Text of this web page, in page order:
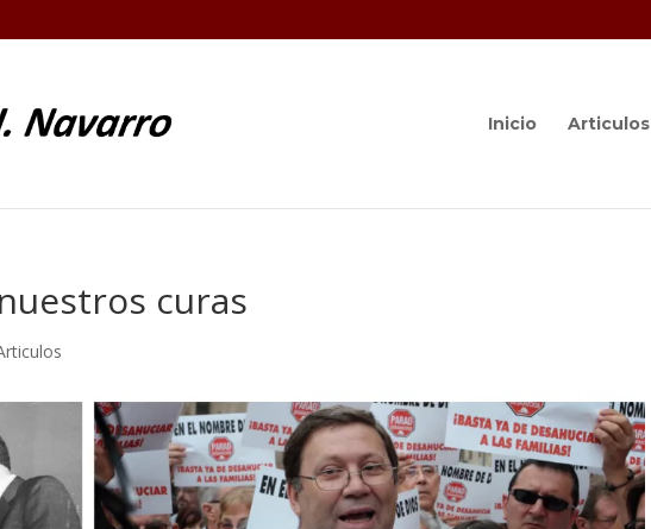
Inicio Articulos
curas